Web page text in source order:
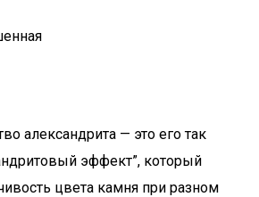
александрита — это его так
эффект”, который
цвета камня при разном